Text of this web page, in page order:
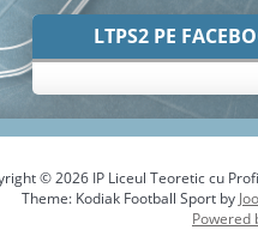
LTPS2 PE
© 2026 IP Liceul Teoretic cu
Theme: Kodiak Football Sport by
Powered